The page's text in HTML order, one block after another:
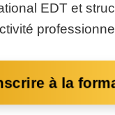
EDT et
à la